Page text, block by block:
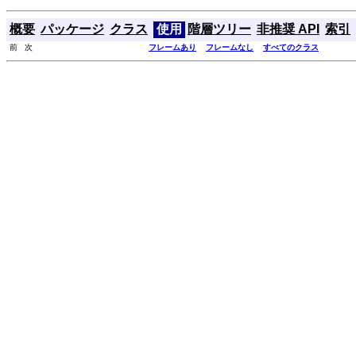
概要 パッケージ クラス 使用 階層ツリー 非推奨 API 索引
前 次 フレームあり フレームなし すべてのクラス